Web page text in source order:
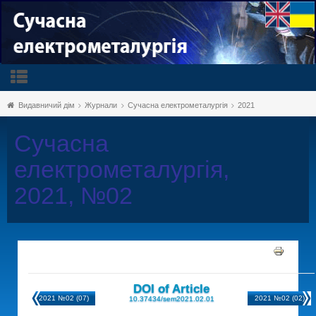
Видавничий дім Журнали Сучасна електрометалургія 2021
Сучасна
електрометалургія,
2021, №02
2021 №02 (07)
DOI of Article
10.37434/sem2021.02.01 2021 №02 (02)